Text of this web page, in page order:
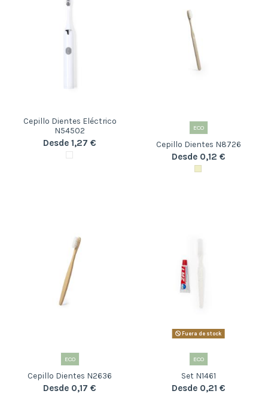
Cepillo Dientes Eléctrico
N54502
Desde 1,27 €
ECO
Cepillo Dientes N8726
Desde 0,12 €
ECO
Cepillo Dientes N2636
Desde 0,17 €
Fuera de stock
ECO
Set N1461
Desde 0,21 €